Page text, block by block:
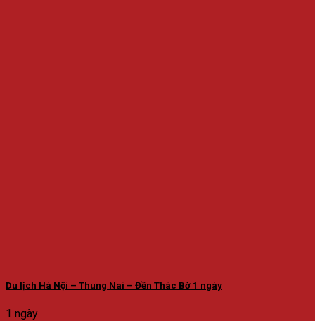
Du lịch Hà Nội – Thung Nai – Đền Thác Bờ 1 ngày
1 ngày